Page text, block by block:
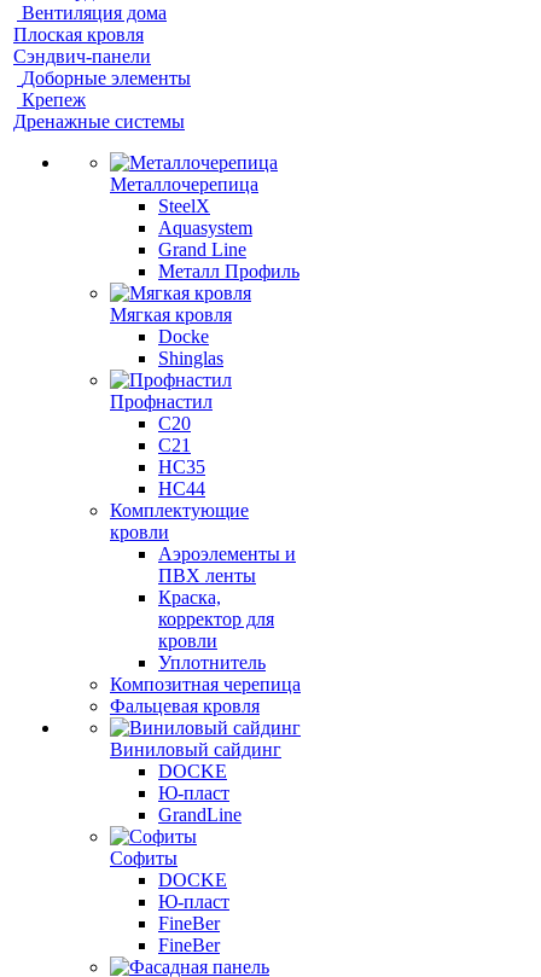
Вентиляция дома
Плоская кровля
Сэндвич-панели
Доборные элементы
Крепеж
Дренажные системы
Металлочерепица
SteelX
Aquasystem
Grand Line
Металл Профиль
Мягкая кровля
Docke
Shinglas
Профнастил
C20
C21
НС35
НС44
Комплектующие
кровли
Аэроэлементы и
ПВХ ленты
Краска,
корректор для
кровли
Уплотнитель
Композитная черепица
Фальцевая кровля
Виниловый сайдинг
DOCKE
Ю-пласт
GrandLine
Софиты
DOCKE
Ю-пласт
FineBer
FineBer